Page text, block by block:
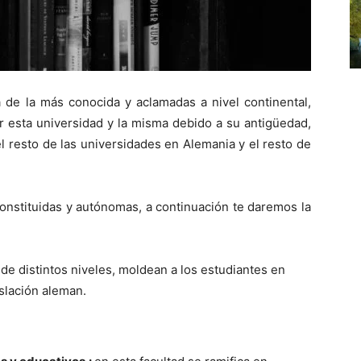
la más conocida y aclamadas a nivel continental,
universidad y la misma debido a su antigüedad,
resto de las universidades en Alemania y el resto de
y autónomas, a continuación te daremos la
distintos niveles, moldean a los estudiantes en
aleman.